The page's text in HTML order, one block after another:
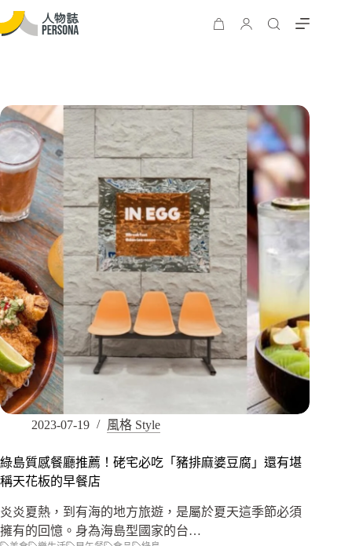
2023-07-19 風格 Style
綠島質感餐廳推薦！硓宅必吃「豬排麻婆豆腐」還有堪
稱天花板的早餐店
炎炎夏熱，到有海的地方旅遊，是屬於夏天這季節必須
擁有的回憶。身為海島型國家的台…